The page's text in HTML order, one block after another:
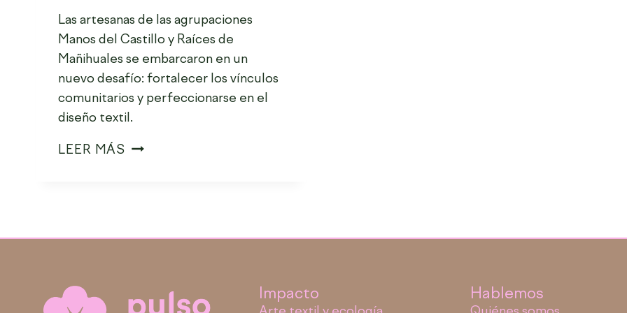
Las artesanas de las agrupaciones
Manos del Castillo y Raíces de
Mañihuales se embarcaron en un
nuevo desafío: fortalecer los vínculos
comunitarios y perfeccionarse en el
diseño textil.
LEER MÁS
Impacto Hablemos